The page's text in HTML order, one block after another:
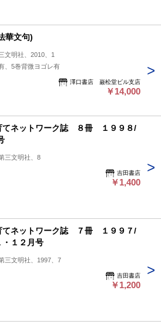
華文句)
文明社、2010、1
、5巻背微ヨゴレ有
澤口書店 巌松堂ビル支店
￥14,000
てネットワーク誌 ８冊 １９９８/
三文明社、8
吉田書店
￥1,400
てネットワーク誌 ７冊 １９９７/
・１２月号
三文明社、1997、7
吉田書店
￥1,200